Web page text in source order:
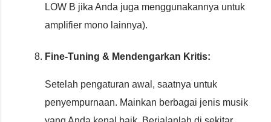
LOW B jika Anda juga menggunakannya untuk
amplifier mono lainnya).
Fine-Tuning & Mendengarkan Kritis:
Setelah pengaturan awal, saatnya untuk
penyempurnaan. Mainkan berbagai jenis musik